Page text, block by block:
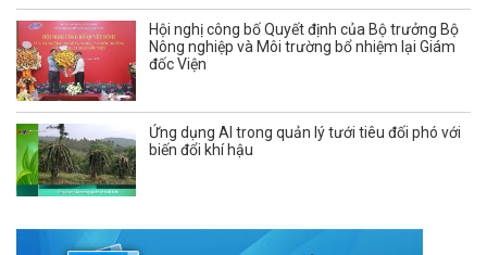
Hội nghị công bố Quyết định của Bộ trưởng Bộ
Nông nghiệp và Môi trường bổ nhiệm lại Giám
đốc Viện
Ứng dụng AI trong quản lý tưới tiêu đối phó với
biến đổi khí hậu